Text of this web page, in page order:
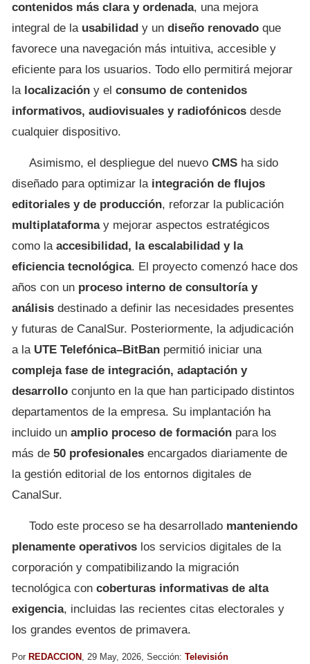
contenidos más clara y ordenada, una mejora
integral de la usabilidad y un diseño renovado que
favorece una navegación más intuitiva, accesible y
eficiente para los usuarios. Todo ello permitirá mejorar
la localización y el consumo de contenidos
informativos, audiovisuales y radiofónicos desde
cualquier dispositivo.
Asimismo, el despliegue del nuevo CMS ha sido
diseñado para optimizar la integración de flujos
editoriales y de producción, reforzar la publicación
multiplataformay mejorar aspectos estratégicos
como la accesibilidad, la escalabilidad y la
eficiencia tecnológica. El proyecto comenzó hace dos
años con un proceso interno de consultoría y
análisis destinado a definir las necesidades presentes
y futuras de CanalSur. Posteriormente, la adjudicación
a la UTE Telefónica–BitBan permitió iniciar una
compleja fase de integración, adaptación y
desarrollo conjunto en la que han participado distintos
departamentos de la empresa. Su implantación ha
incluido un amplio proceso de formación para los
más de 50 profesionales encargados diariamente de
la gestión editorial de los entornos digitales de
CanalSur.
Todo este proceso se ha desarrollado manteniendo
plenamente operativos los servicios digitales de la
corporación y compatibilizando la migración
tecnológica con coberturas informativas de alta
exigencia, incluidas las recientes citas electorales y
los grandes eventos de primavera.
Por REDACCION , 29 May, 2026, Sección: Televisión